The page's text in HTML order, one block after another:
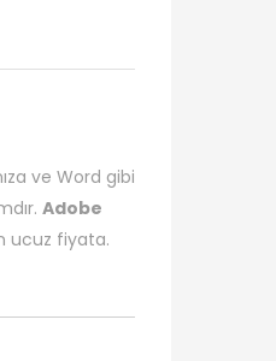
ve Word gibi
Adobe
ucuz fiyata.